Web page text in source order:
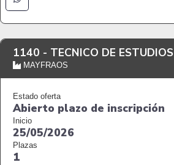
1140 - TECNICO DE ESTUDIOS
MAYFRAOS
Estado oferta
Abierto plazo de inscripción
Inicio
25/05/2026
Plazas
1